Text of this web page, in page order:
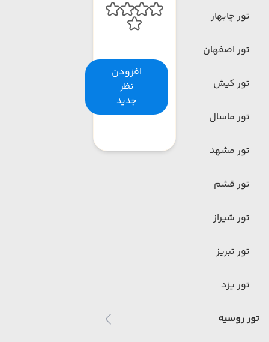
تور چابهار
تور اصفهان
تور کیش
تور ماسال
تور مشهد
تور قشم
تور شیراز
تور تبریز
تور یزد
تور روسیه
افزودن
نظر
جدید